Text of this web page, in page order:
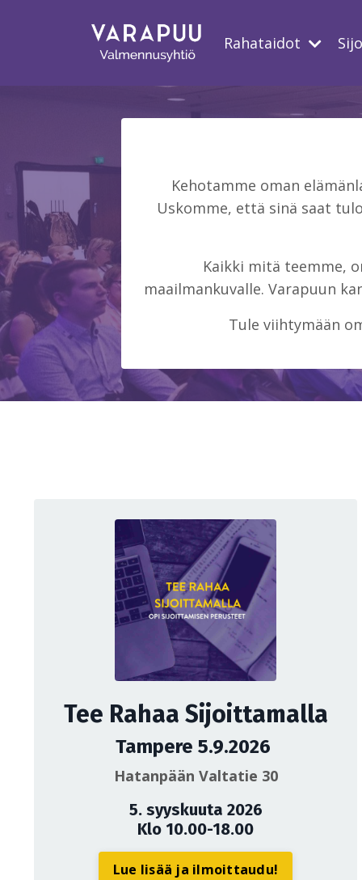
Rahataidot
Kehotamme oman
Uskomme, että sinä saat
Kaikki mitä teemme,
maailmankuvalle. Varapuun
Tule viihtymään
Tee Rahaa Sijoittamalla
Tampere 5.9.2026
Hatanpään Valtatie 30
5. syyskuuta 2026
Klo 10.00-18.00
Lue lisää ja ilmoittaudu!